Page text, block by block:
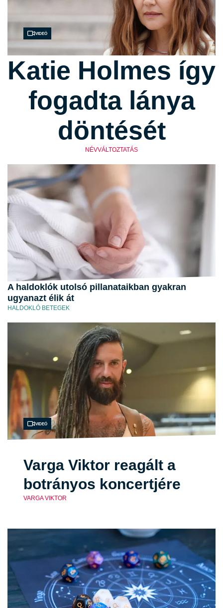
Videó
Katie Holmes így
fogadta lánya
döntését
NÉVVÁLTOZTATÁS
A haldoklók utolsó pillanataikban gyakran
ugyanazt élik át
HALDOKLÓ BETEGEK
Videó
Varga Viktor reagált a
botrányos koncertjére
VARGA VIKTOR